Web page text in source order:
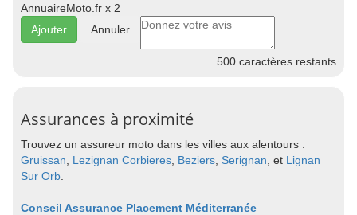
AnnuaireMoto.fr x 2
Annuler
500 caractères restants
Assurances à proximité
Trouvez un assureur moto dans les villes aux alentours :
Gruissan
Lezignan Corbieres Beziers Serignan , et Lignan
Sur Orb
Conseil Assurance Placement Méditerranée